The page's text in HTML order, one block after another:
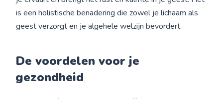
is een holistische benadering die zowel je lichaam als
geest verzorgt en je algehele welzijn bevordert.
De voordelen voor je
gezondheid